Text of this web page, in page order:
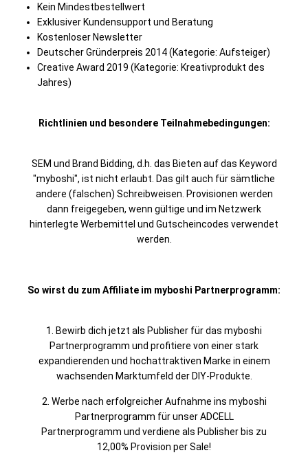
Kein Mindestbestellwert
Exklusiver Kundensupport und Beratung
Kostenloser Newsletter
Deutscher Gründerpreis 2014 (Kategorie: Aufsteiger)
Creative Award 2019 (Kategorie: Kreativprodukt des
Jahres)
Richtlinien und besondere Teilnahmebedingungen:
SEM und Brand Bidding, d.h. das Bieten auf das Keyword
"myboshi", ist nicht erlaubt. Das gilt auch für sämtliche
andere (falschen) Schreibweisen. Provisionen werden
dann freigegeben, wenn gültige und im Netzwerk
hinterlegte Werbemittel und Gutscheincodes verwendet
werden.
So wirst du zum Affiliate im myboshi Partnerprogramm:
1. Bewirb dich jetzt als Publisher für das myboshi
Partnerprogramm und profitiere von einer stark
expandierenden und hochattraktiven Marke in einem
wachsenden Marktumfeld der DIY-Produkte.
2. Werbe nach erfolgreicher Aufnahme ins myboshi
Partnerprogramm für unser ADCELL
Partnerprogramm und verdiene als Publisher bis zu
12,00% Provision per Sale!